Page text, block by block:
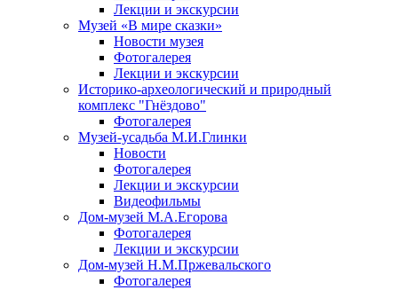
Лекции и экскурсии
Музей «В мире сказки»
Новости музея
Фотогалерея
Лекции и экскурсии
Историко-археологический и природный
комплекс "Гнёздово"
Фотогалерея
Музей-усадьба М.И.Глинки
Новости
Фотогалерея
Лекции и экскурсии
Видеофильмы
Дом-музей М.А.Егорова
Фотогалерея
Лекции и экскурсии
Дом-музей Н.М.Пржевальского
Фотогалерея